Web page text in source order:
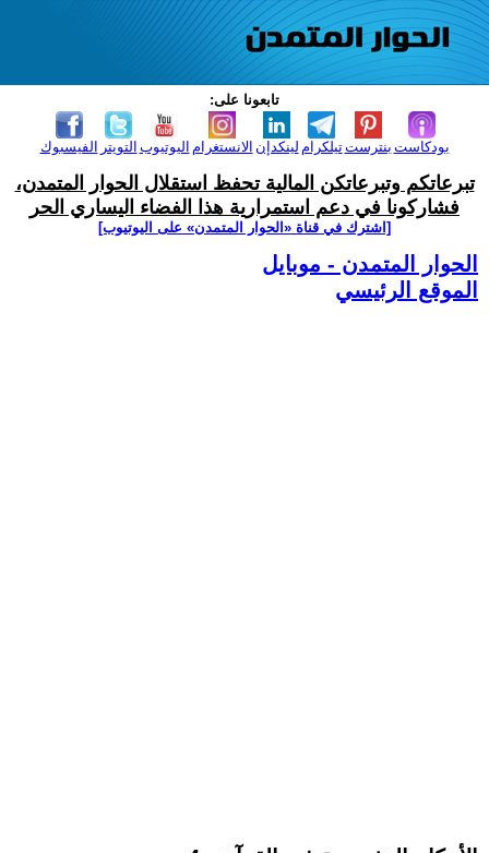
تابعونا على:
الفيسبوك التويتر اليوتيوب الانستغرام لينكدإن تيلكرامبنترست بودكاست
تبرعاتكم وتبرعاتكن المالية تحفظ استقلال الحوار المتمدن،
فشاركونا في دعم استمرارية هذا الفضاء اليساري الحر
[اشترك في قناة ‫«الحوار المتمدن» على اليوتيوب]
الحوار المتمدن - موبايل
الموقع الرئيسي